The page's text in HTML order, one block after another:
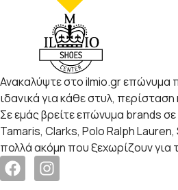
Ανακαλύψτε στο ilmio.gr επώνυμα
ιδανικά για κάθε στυλ,
Σε εμάς βρείτε επώνυμα brands
Tamaris, Clarks, Polo Ralph
πολλά ακόμη που ξεχωρίζουν για